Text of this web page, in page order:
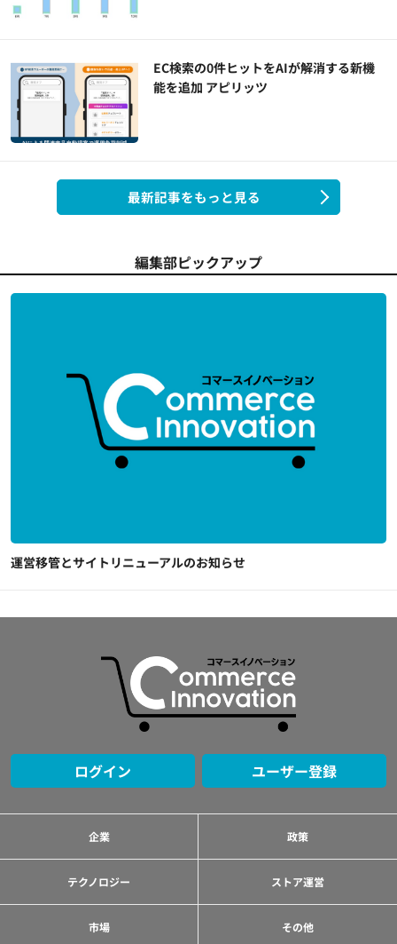
EC検索の0件ヒットをAIが解消する新機
能を追加 アピリッツ
最新記事をもっと見る
編集部ピックアップ
運営移管とサイトリニューアルのお知らせ
ログイン ユーザー登録
企業 政策
テクノロジー ストア運営
市場 その他